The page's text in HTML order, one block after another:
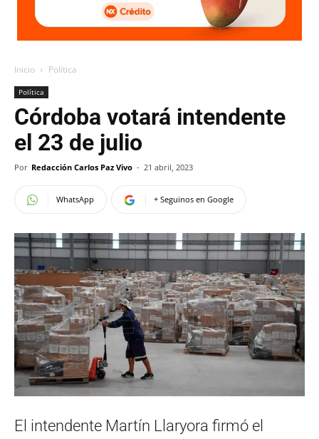
Inicio Política
Política
Córdoba votará intendente
el 23 de julio
Por Redacción Carlos Paz Vivo - 21 abril, 2023
WhatsApp + Seguinos en Google
El intendente Martín Llaryora firmó el